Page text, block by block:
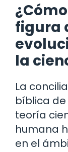
figura
la
La
bíblica
teoría
humana
en el